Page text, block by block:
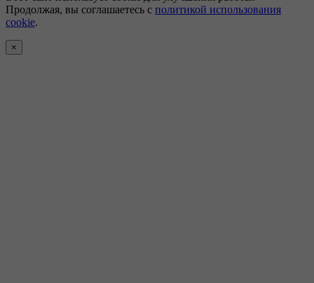
Продолжая, вы соглашаетесь с политикой использования
cookie.
×